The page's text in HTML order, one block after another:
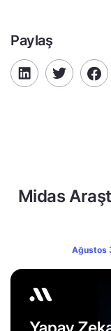
Paylaş
Midas
Ağustos